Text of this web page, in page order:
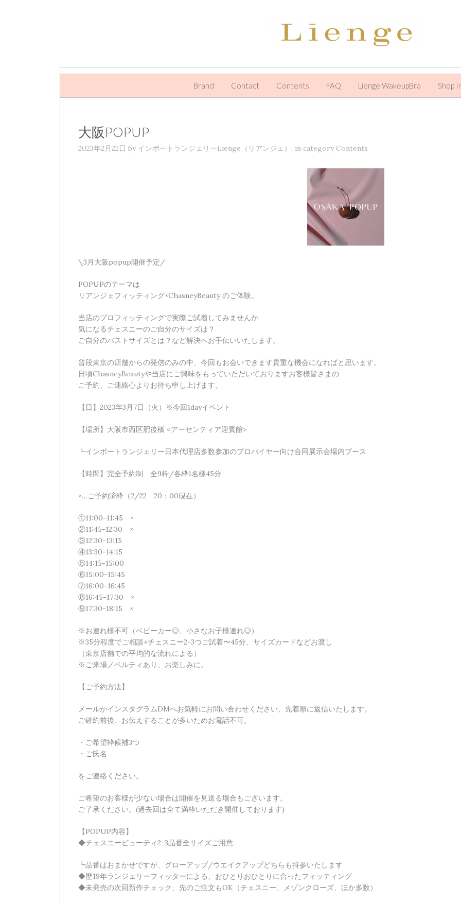
Brand Contact Contents FAQ Lienge WakeupBra Shop
大阪POPUP
2023年2月22日 by インポートランジェリーLienge（リアンジェ） , in category Contents
\3月大阪popup開催予定/
POPUPのテーマは
リアンジェフィッティング×ChasneyBeauty のご体験。
当店のプロフィッティングで実際ご試着してみませんか.
気になるチェスニーのご自分のサイズは？
ご自分のバストサイズとは？など解決へお手伝いいたします。
普段東京の店舗からの発信のみの中、今回もお会いできます貴重な機会になればと思います。
日頃ChasneyBeautyや当店にご興味をもっていただいておりますお客様皆さまの
ご予約、ご連絡心よりお待ち申し上げます。
【日】2023年3月7日（火）※今回1dayイベント
【場所】大阪市西区肥後橋 <アーセンティア迎賓館>
┗インポートランジェリー日本代理店多数参加のプロバイヤー向け合同展示会場内ブース
【時間】完全予約制 全9枠/各枠1名様45分
×…ご予約済枠（2/22 20：00現在）
①11:00-11:45 ×
②11:45-12:30 ×
③12:30-13:15
④13:30-14:15
⑤14:15-15:00
⑥15:00-15:45
⑦16:00-16:45
⑧16:45-17:30 ×
⑨17:30-18:15 ×
※お連れ様不可（ベビーカー◎、小さなお子様連れ◎）
※35分程度でご相談+チェスニー2-3つご試着〜45分、サイズカードなどお渡し
（東京店舗での平均的な流れによる）
※ご来場ノベルティあり、お楽しみに。
【ご予約方法】
メールかインスタグラムDMへお気軽にお問い合わせください、先着順に返信いたします。
ご確約前後、お伝えすることが多いためお電話不可。
・ご希望枠候補3つ
・ご氏名
をご連絡ください。
ご希望のお客様が少ない場合は開催を見送る場合もございます。
ご了承ください。(過去回は全て満枠いただき開催しております)
【POPUP内容】
◆チェスニービューティ2-3品番全サイズご用意
┗品番はおまかせですが、グローアップ/ウエイクアップどちらも持参いたします
◆歴19年ランジェリーフィッターによる、おひとりおひとりに合ったフィッティング
◆未発売の次回新作チェック、先のご注文もOK（チェスニー、メゾンクローズ、ほか多数）